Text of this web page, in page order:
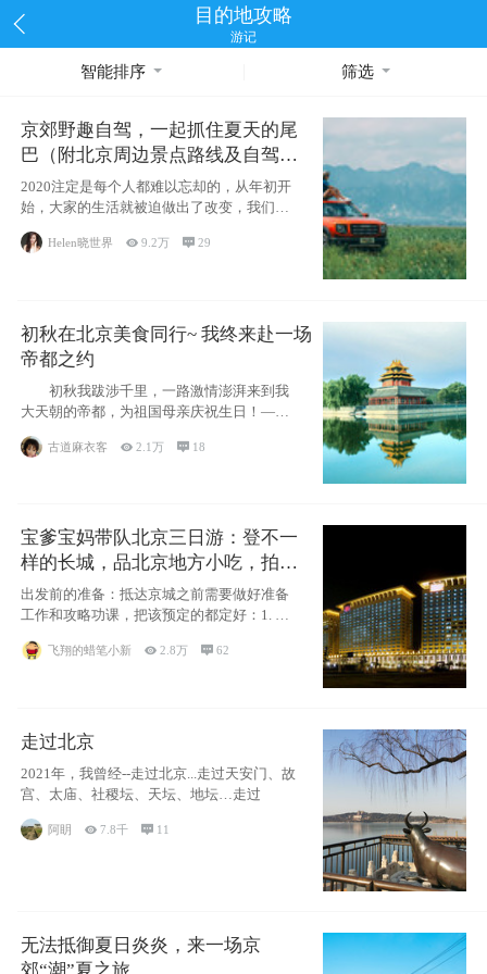
目的地攻略
游记
智能排序 筛选
京郊野趣自驾，一起抓住夏天的尾
巴（附北京周边景点路线及自驾攻
略）
2020注定是每个人都难以忘却的，从年初开
始，大家的生活就被迫做出了改变，我们也
不例外。本来双双辞职是为
Helen晓世界 9.2万 29
初秋在北京美食同行~ 我终来赴一场
帝都之约
初秋我跋涉千里，一路激情澎湃来到我
大天朝的帝都，为祖国母亲庆祝生日！——
古道麻衣客 2.1万  18
宝爹宝妈带队北京三日游：登不一
样的长城，品北京地方小吃，拍盘
古七星夜景！
出发前的准备：抵达京城之前需要做好准备
工作和攻略功课，把该预定的都定好：1. 酒
飞翔的蜡笔小新 2.8万 62
走过北京
2021年，我曾经--走过北京...走过天安门、故
宫、太庙、社稷坛、天坛、地坛…走过
阿眀 7.8千  11
无法抵御夏日炎炎，来一场京